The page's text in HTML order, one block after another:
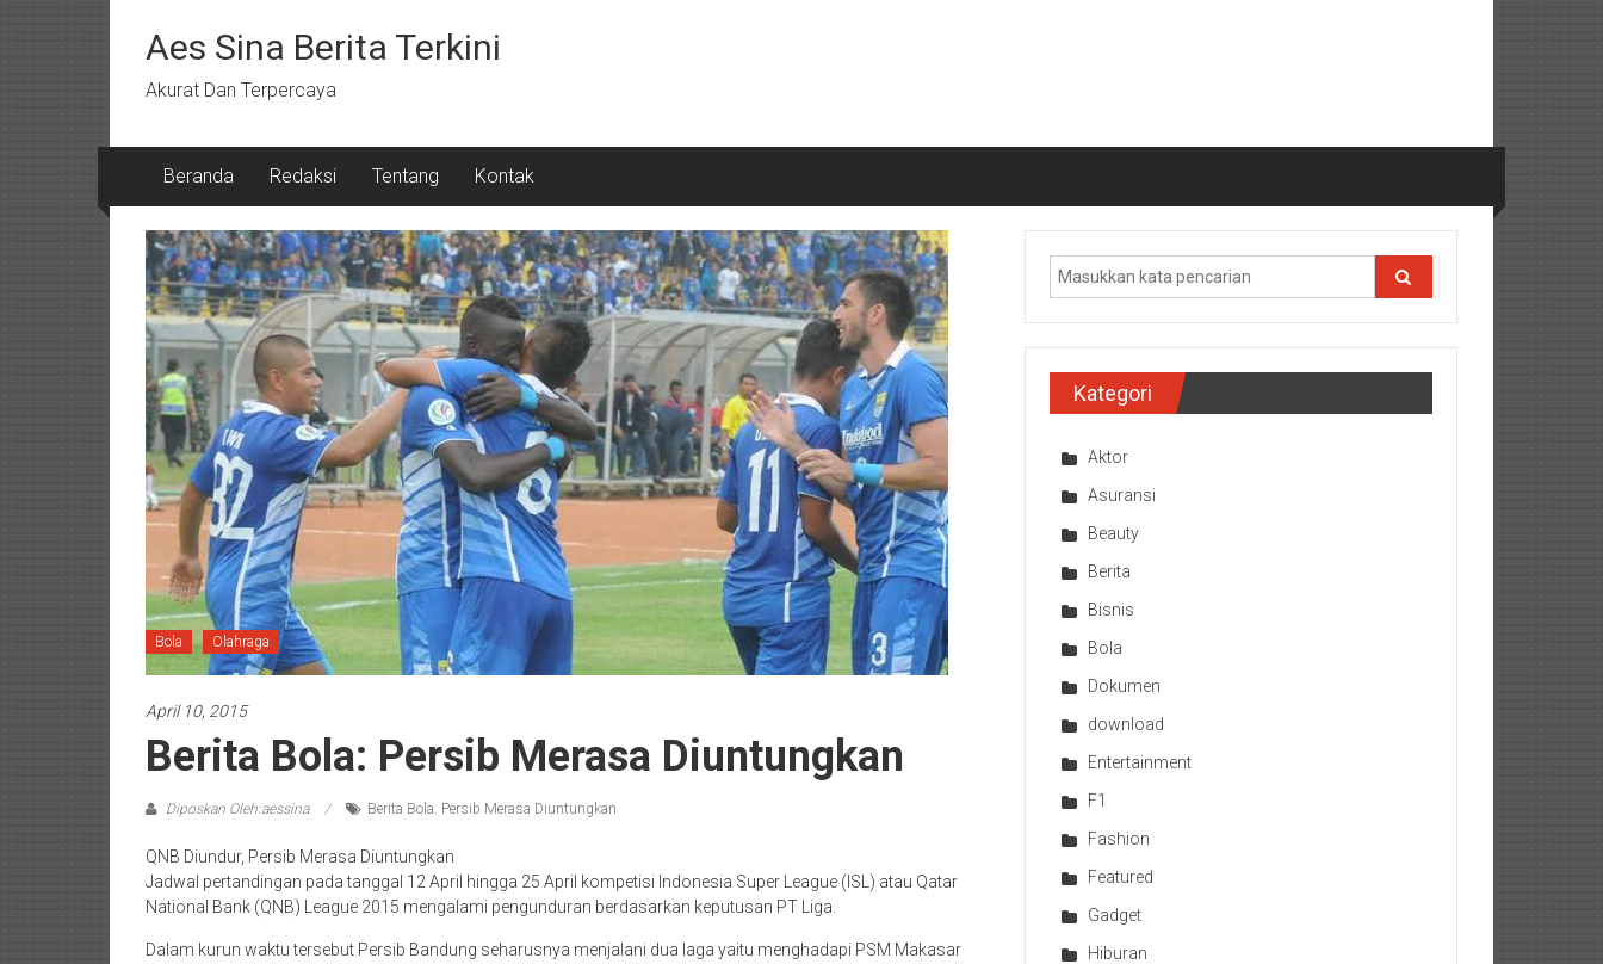
kontenAes Sina Berita Terkini
Akurat Dan Terpercaya
Beranda Redaksi Tentang Kontak
Bola Olahraga
April 10, 2015
Berita Bola: Persib Merasa Diuntungkan
Diposkan Oleh:aessina Berita Bola: Persib Merasa Diuntungkan
QNB Diundur, Persib Merasa Diuntungkan
Jadwal pertandingan pada tanggal 12 April hingga 25 April kompetisi Indonesia Super League (ISL) atau Qatar
National Bank (QNB) League 2015 mengalami pengunduran berdasarkan keputusan PT Liga.
Dalam kurun waktu tersebut Persib Bandung seharusnya menjalani dua laga yaitu menghadapi PSM Makasar
Kategori
Aktor
Asuransi
Beauty
Berita
Bisnis
Bola
Dokumen
download
Entertainment
F1
Fashion
Featured
Gadget
Hiburan